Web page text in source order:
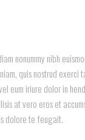
nonummy nibh
quis nostrud exerci
eum iriure dolor in
at vero eros et
dolore te feugait.